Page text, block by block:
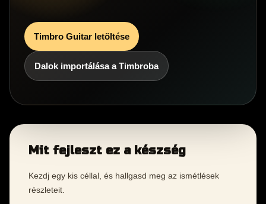
Timbro Guitar letöltése
Dalok importálása a Timbroba
Mit fejleszt ez a készség
Kezdj egy kis céllal, és hallgasd meg az ismétlések
részleteit.